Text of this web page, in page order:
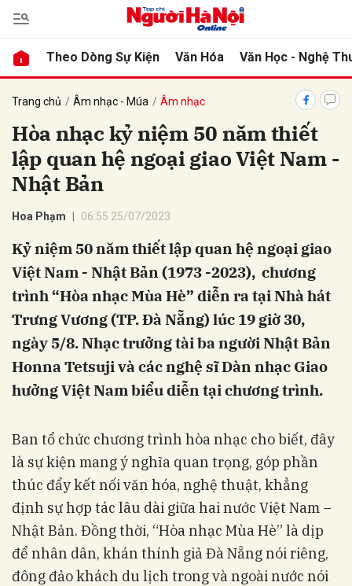
Theo Dòng Sự Kiện Văn Hóa Văn Học - Nghệ
Trang chủ Âm nhạc - Múa Âm nhạc
Hòa nhạc kỷ niệm 50 năm thiết
lập quan hệ ngoại giao Việt Nam -
Nhật Bản
Hoa Phạm 06:55 25/07/2023
Kỷ niệm 50 năm thiết lập quan hệ ngoại giao
Việt Nam - Nhật Bản (1973 -2023), chương
trình “Hòa nhạc Mùa Hè” diễn ra tại Nhà hát
Trưng Vương (TP. Đà Nẵng) lúc 19 giờ 30,
ngày 5/8. Nhạc trưởng tài ba người Nhật Bản
Honna Tetsuji và các nghệ sĩ Dàn nhạc Giao
hưởng Việt Nam biểu diễn tại chương trình.
Ban tổ chức chương trình hòa nhạc cho biết, đây
là sự kiện mang ý nghĩa quan trọng, góp phần
thúc đẩy kết nối văn hóa, nghệ thuật, khẳng
định sự hợp tác lâu dài giữa hai nước Việt Nam –
Nhật Bản. Đồng thời, “Hòa nhạc Mùa Hè” là dịp
để nhân dân, khán thính giả Đà Nẵng nói riêng,
đông đảo khách du lịch trong và ngoài nước nói
luận